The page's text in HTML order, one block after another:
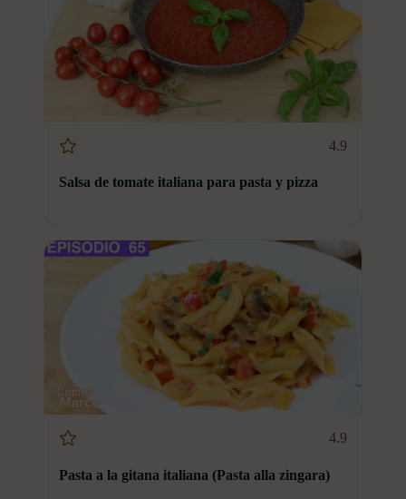
4.9
Salsa de tomate italiana para pasta y pizza
4.9
Pasta a la gitana italiana (Pasta alla zingara)